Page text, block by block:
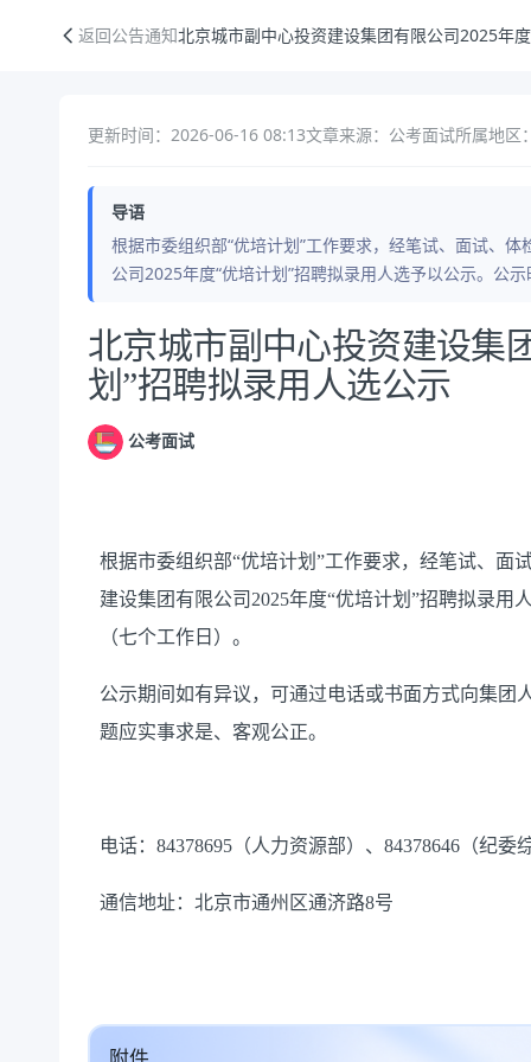
返回公告通知北京城市副中心投资建设集团有限公司2025年
更新时间：2026-06-16 08:13文章来源：公考面试所属地区
导语
根据市委组织部“优培计划”工作要求，经笔试、面试、
公司2025年度“优培计划”招聘拟录用人选予以公示。公
公告正文
北京城市副中心投资建设集
划”招聘拟录用人选公示
公考面试
根据市委组织部“优培计划”工作要求，经笔试、面
建设集团有限公司2025年度“优培计划”招聘拟录用
（七个工作日）。
公示期间如有异议，可通过电话或书面方式向集团
题应实事求是、客观公正。
电话：84378695（人力资源部）、84378646（纪委
通信地址：北京市通州区通济路8号